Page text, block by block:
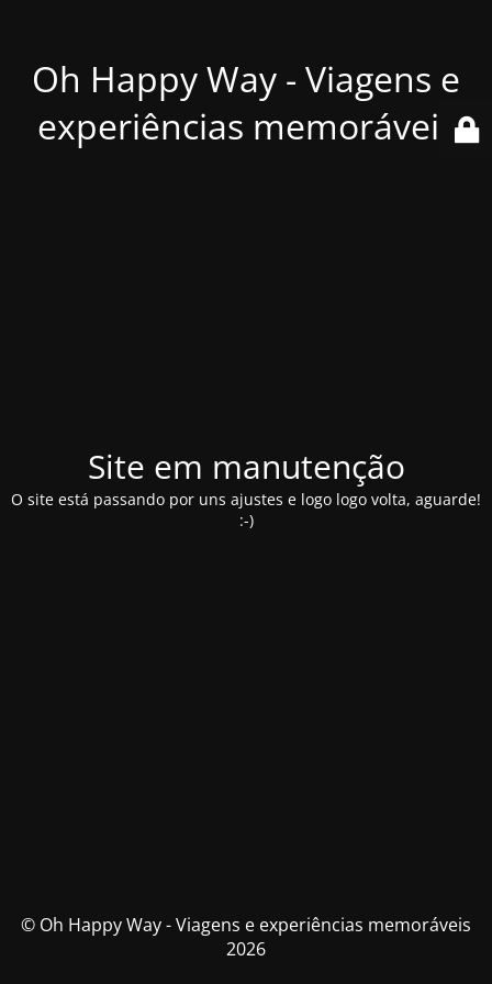
Oh Happy Way - Viagens e
experiências memoráveis
Site em manutenção
O site está passando por uns ajustes e logo logo volta, aguarde!
:-)
© Oh Happy Way - Viagens e experiências memoráveis
2026